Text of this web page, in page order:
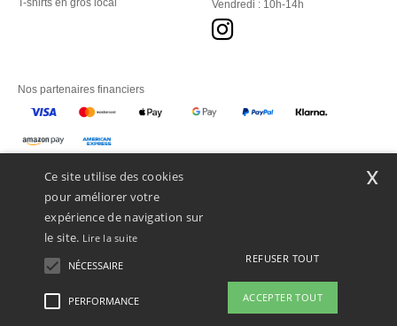
T-shirts en gros local
Vendredi : 10h-14h
Nos partenaires financiers
Ce site utilise des cookies
pour améliorer votre
expérience de navigation sur
le site. Lire la suite
NÉCESSAIRE
PERFORMANCE
REFUSER TOUT
ACCEPTER TOUT
x